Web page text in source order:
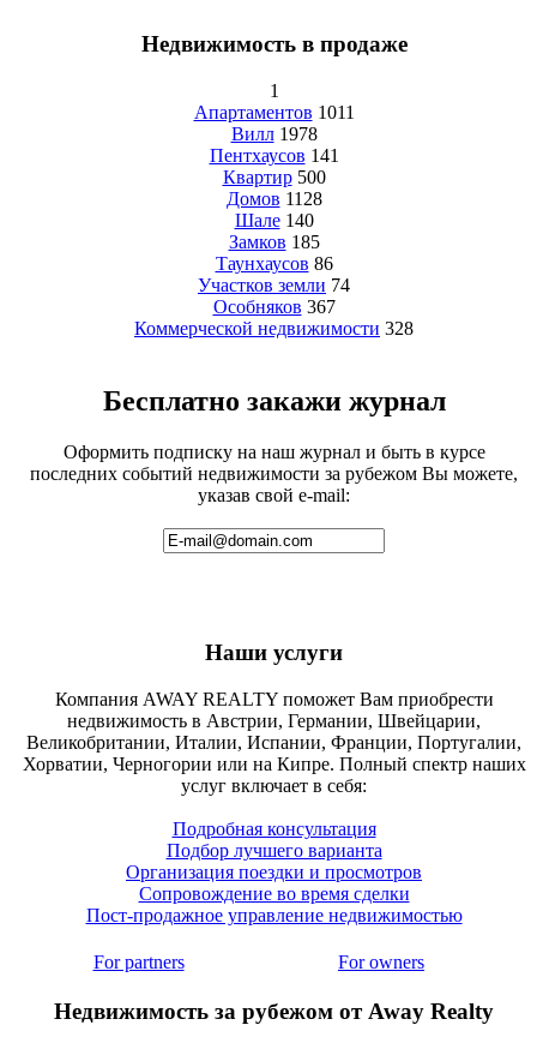
Недвижимость в продаже
1
Апартаментов 1011
Вилл 1978
Пентхаусов 141
Квартир 500
Домов 1128
Шале 140
Замков 185
Таунхаусов 86
Участков земли 74
Особняков 367
Коммерческой недвижимости 328
Бесплатно закажи журнал
Оформить подписку на наш журнал и быть в курсе
последних событий недвижимости за рубежом Вы можете,
указав свой e-mail:
Наши услуги
Компания AWAY REALTY поможет Вам приобрести
недвижимость в Австрии, Германии, Швейцарии,
Великобритании, Италии, Испании, Франции, Португалии,
Хорватии, Черногории или на Кипре. Полный спектр наших
услуг включает в себя:
Подробная консультация
Подбор лучшего варианта
Организация поездки и просмотров
Сопровождение во время сделки
Пост-продажное управление недвижимостью
For partners For owners
Недвижимость за рубежом от Away Realty